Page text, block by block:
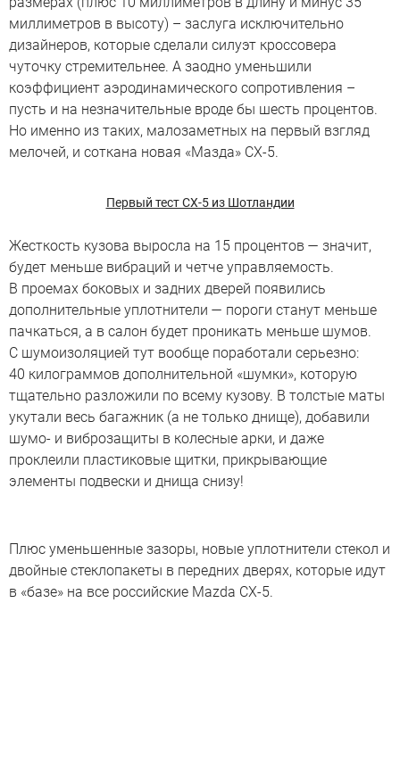
миллиметров в высоту) – заслуга исключительно
дизайнеров, которые сделали силуэт кроссовера
чуточку стремительнее. А заодно уменьшили
коэффициент аэродинамического сопротивления –
пусть и на незначительные вроде бы шесть процентов.
Но именно из таких, малозаметных на первый взгляд
мелочей, и соткана новая «Мазда» CX-5.
Первый тест СХ-5 из Шотландии
Жесткость кузова выросла на 15 процентов — значит,
будет меньше вибраций и четче управляемость.
В проемах боковых и задних дверей появились
дополнительные уплотнители — пороги станут меньше
пачкаться, а в салон будет проникать меньше шумов.
С шумоизоляцией тут вообще поработали серьезно:
40 килограммов дополнительной «шумки», которую
тщательно разложили по всему кузову. В толстые маты
укутали весь багажник (а не только днище), добавили
шумо- и виброзащиты в колесные арки, и даже
проклеили пластиковые щитки, прикрывающие
элементы подвески и днища снизу!
Плюс уменьшенные зазоры, новые уплотнители стекол и
двойные стеклопакеты в передних дверях, которые идут
в «базе» на все российские Mazda CX-5.